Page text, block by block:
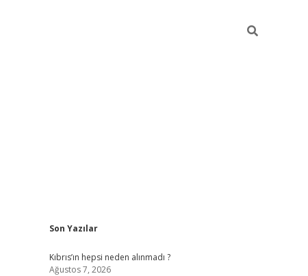
Sidebar
Son Yazılar
Kıbrıs’ın hepsi neden alınmadı ?
Ağustos 7, 2026